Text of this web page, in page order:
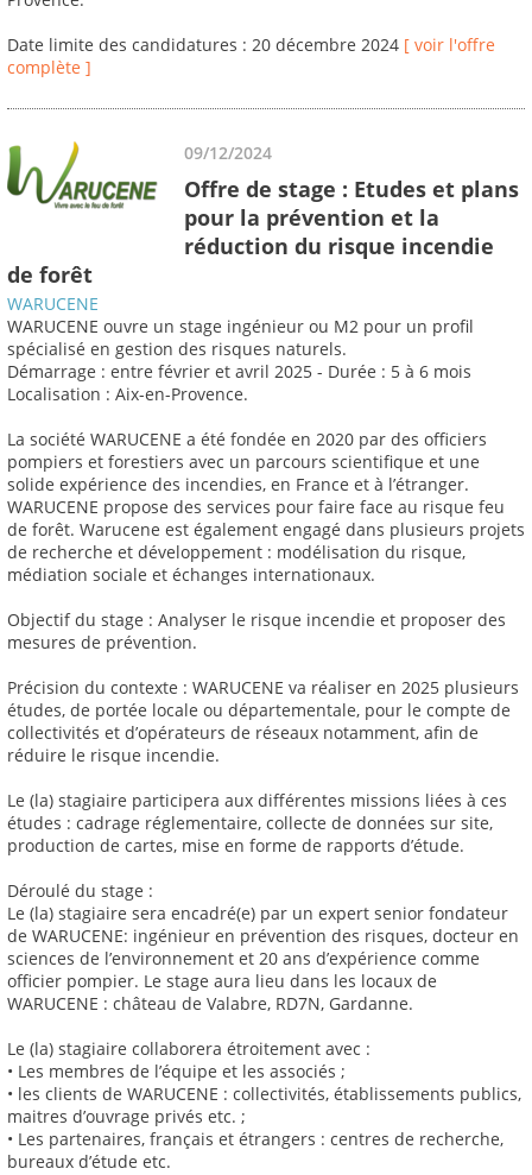
Date limite des candidatures : 20 décembre 2024 [ voir l'offre
complète ]
09/12/2024
Offre de stage : Etudes et plans
pour la prévention et la
réduction du risque incendie
de forêt
WARUCENE
WARUCENE ouvre un stage ingénieur ou M2 pour un profil
spécialisé en gestion des risques naturels.
Démarrage : entre février et avril 2025 - Durée : 5 à 6 mois
Localisation : Aix-en-Provence.
La société WARUCENE a été fondée en 2020 par des officiers
pompiers et forestiers avec un parcours scientifique et une
solide expérience des incendies, en France et à l’étranger.
WARUCENE propose des services pour faire face au risque feu
de forêt. Warucene est également engagé dans plusieurs projets
de recherche et développement : modélisation du risque,
médiation sociale et échanges internationaux.
Objectif du stage : Analyser le risque incendie et proposer des
mesures de prévention.
Précision du contexte : WARUCENE va réaliser en 2025 plusieurs
études, de portée locale ou départementale, pour le compte de
collectivités et d’opérateurs de réseaux notamment, afin de
réduire le risque incendie.
Le (la) stagiaire participera aux différentes missions liées à ces
études : cadrage réglementaire, collecte de données sur site,
production de cartes, mise en forme de rapports d’étude.
Déroulé du stage :
Le (la) stagiaire sera encadré(e) par un expert senior fondateur
de WARUCENE: ingénieur en prévention des risques, docteur en
sciences de l’environnement et 20 ans d’expérience comme
officier pompier. Le stage aura lieu dans les locaux de
WARUCENE : château de Valabre, RD7N, Gardanne.
Le (la) stagiaire collaborera étroitement avec :
• Les membres de l’équipe et les associés ;
• les clients de WARUCENE : collectivités, établissements publics,
maitres d’ouvrage privés etc. ;
• Les partenaires, français et étrangers : centres de recherche,
bureaux d’étude etc.